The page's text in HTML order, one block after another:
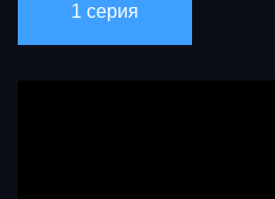
1 серия